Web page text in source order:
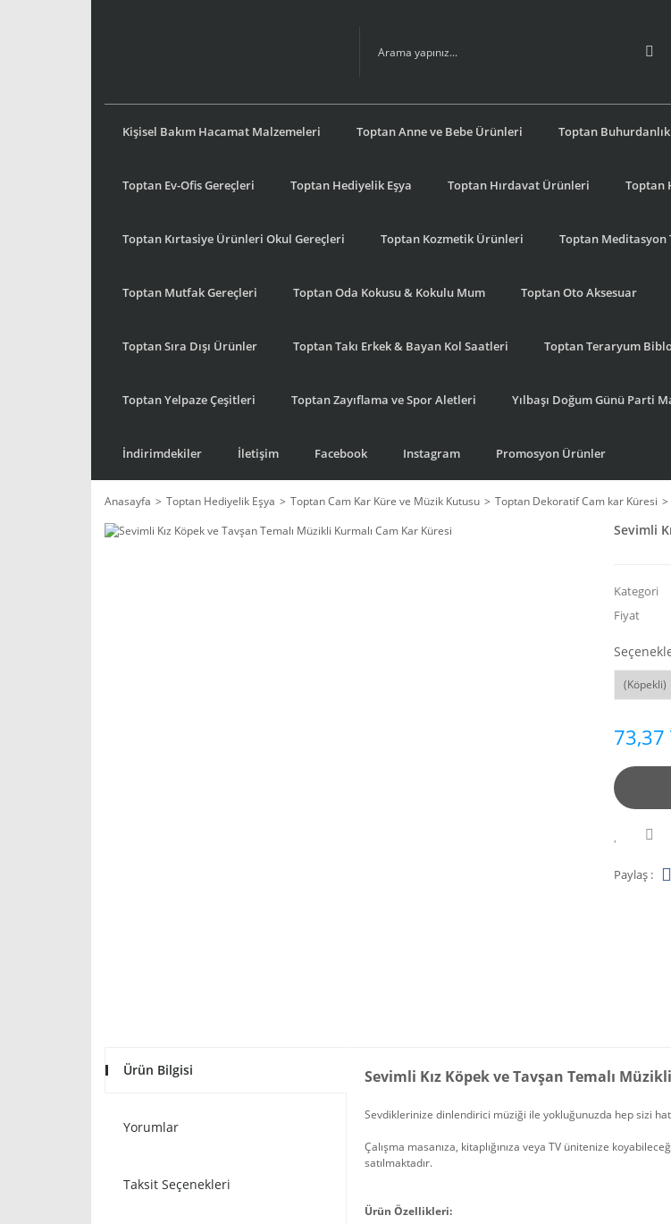
Kişisel Bakım Hacamat Malzemeleri Toptan Anne ve Bebe Ürünleri Toptan
Toptan Ev-Ofis Gereçleri Toptan Hediyelik Eşya Toptan Hırdavat Ürünleri Toptan
Toptan Kırtasiye Ürünleri Okul Gereçleri Toptan Kozmetik Ürünleri Toptan Meditasyon
Toptan Mutfak Gereçleri Toptan Oda Kokusu & Kokulu Mum Toptan Oto Aksesuar
Toptan Sıra Dışı Ürünler Toptan Takı Erkek & Bayan Kol Saatleri Toptan Teraryum
Toptan Yelpaze Çeşitleri Toptan Zayıflama ve Spor Aletleri Yılbaşı Doğum Günü Parti
İndirimdekiler İletişim Facebook Instagram Promosyon Ürünler
Anasayfa Toptan Hediyelik Eşya Toptan Cam Kar Küre ve Müzik Kutusu Toptan Dekoratif Cam kar Küresi
Sevimli
Kategori
Fiyat
(Köpekli)
73,37
Paylaş :
Ürün Bilgisi
Yorumlar
Taksit Seçenekleri
Sevimli Kız Köpek ve Tavşan Temalı
Sevdiklerinize dinlendirici müziği ile yokluğunuzda hep sizi
Çalışma masanıza, kitaplığınıza veya TV ünitenize
satılmaktadır.
Ürün Özellikleri: